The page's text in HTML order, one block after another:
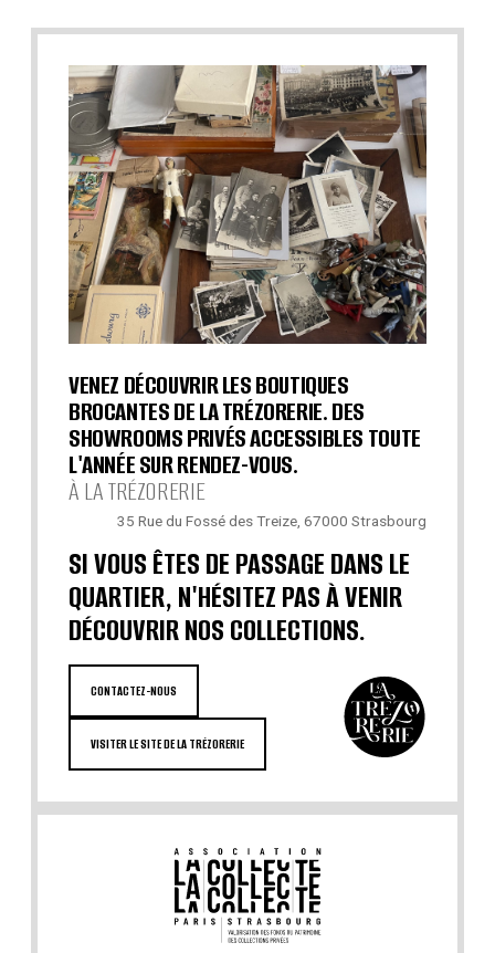
VENEZ DÉCOUVRIR LES BOUTIQUES
BROCANTES DE LA TRÉZORERIE. DES
SHOWROOMS PRIVÉS ACCESSIBLES TOUTE
L'ANNÉE SUR RENDEZ-VOUS.
À LA TRÉZORERIE
35 Rue du Fossé des Treize, 67000 Strasbourg
SI VOUS ÊTES DE PASSAGE DANS LE
QUARTIER, N'HÉSITEZ PAS À VENIR
DÉCOUVRIR NOS COLLECTIONS.
CONTACTEZ-NOUS
VISITER LE SITE DE LA TRÉZORERIE